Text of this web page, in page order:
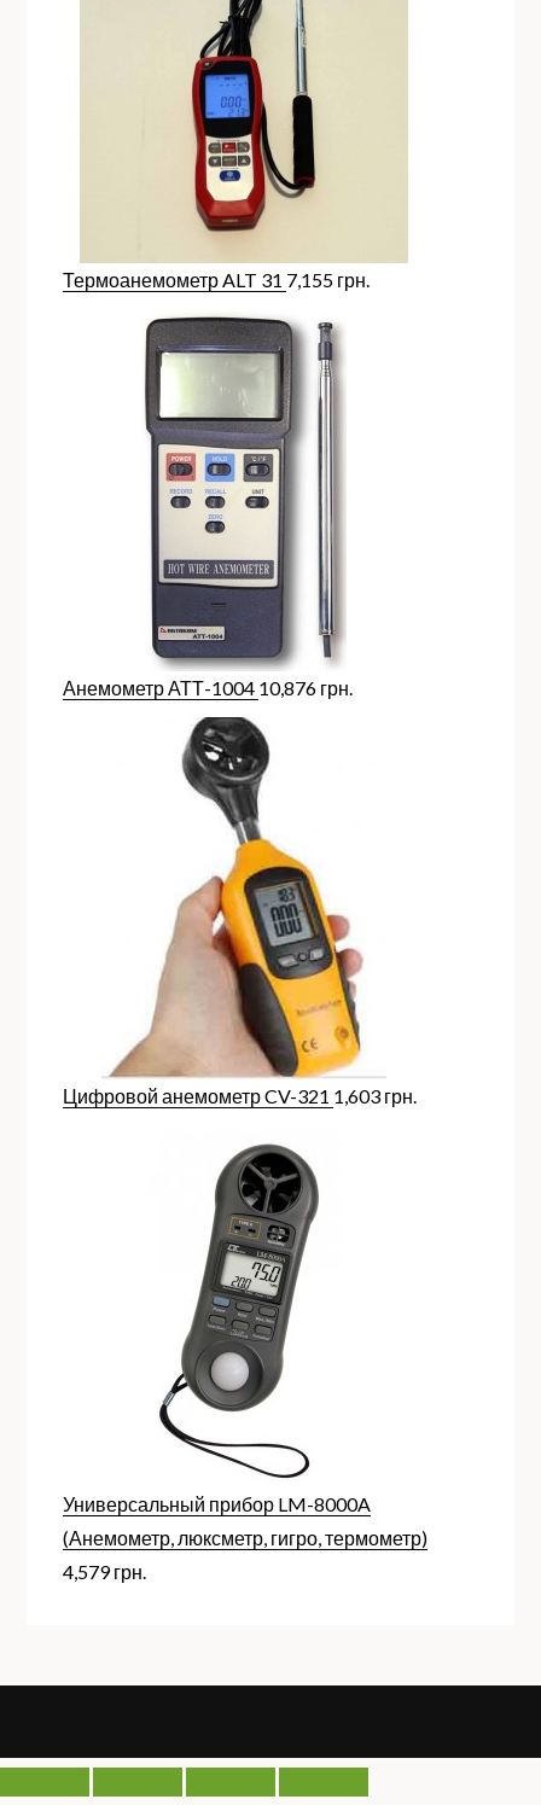
Термоанемометр ALT 31 7,155 грн.
Анемометр АТТ-1004 10,876 грн.
Цифровой анемометр CV-321 1,603 грн.
Универсальный прибор LM-8000A
(Анемометр, люксметр, гигро, термометр)
4,579грн.